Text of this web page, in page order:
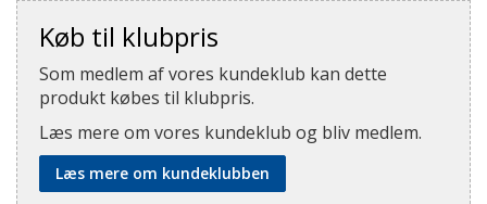
Køb til klubpris
Som medlem af vores kundeklub kan dette
produkt købes til klubpris.
Læs mere om vores kundeklub og bliv medlem.
Læs mere om kundeklubben